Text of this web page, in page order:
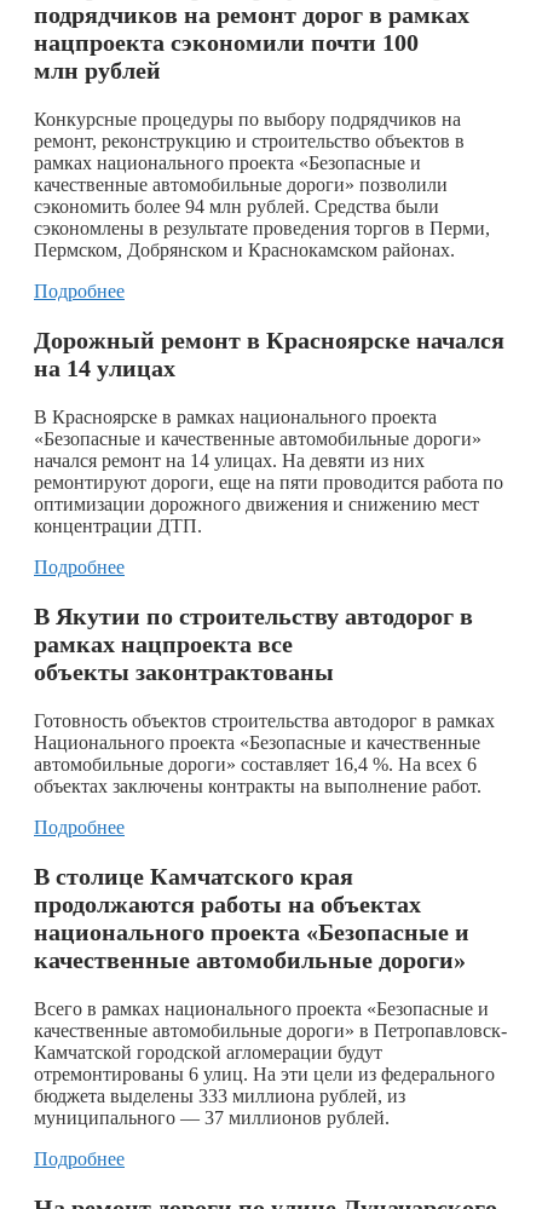
подрядчиков на ремонт дорог в рамках
нацпроекта сэкономили почти 100
млн рублей
Конкурсные процедуры по выбору подрядчиков на
ремонт, реконструкцию и строительство объектов в
рамках национального проекта «Безопасные и
качественные автомобильные дороги» позволили
сэкономить более 94 млн рублей. Средства были
сэкономлены в результате проведения торгов в Перми,
Пермском, Добрянском и Краснокамском районах.
Подробнее
Дорожный ремонт в Красноярске начался
на 14 улицах
В Красноярске в рамках национального проекта
«Безопасные и качественные автомобильные дороги»
начался ремонт на 14 улицах. На девяти из них
ремонтируют дороги, еще на пяти проводится работа по
оптимизации дорожного движения и снижению мест
концентрации ДТП.
Подробнее
В Якутии по строительству автодорог в
рамках нацпроекта все
объекты законтрактованы
Готовность объектов строительства автодорог в рамках
Национального проекта «Безопасные и качественные
автомобильные дороги» составляет 16,4 %. На всех 6
объектах заключены контракты на выполнение работ.
Подробнее
В столице Камчатского края
продолжаются работы на объектах
национального проекта «Безопасные и
качественные автомобильные дороги»
Всего в рамках национального проекта «Безопасные и
качественные автомобильные дороги» в Петропавловск-
Камчатской городской агломерации будут
отремонтированы 6 улиц. На эти цели из федерального
бюджета выделены 333 миллиона рублей, из
муниципального — 37 миллионов рублей.
Подробнее